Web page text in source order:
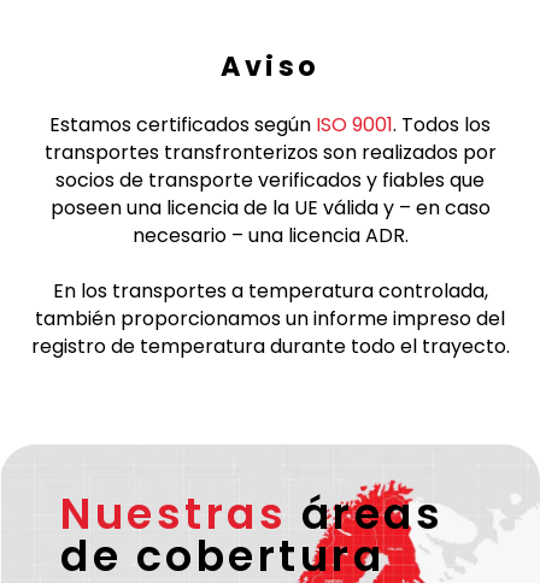
Aviso
Estamos certificados según ISO 9001. Todos los
transportes transfronterizos son realizados por
socios de transporte verificados y fiables que
poseen una licencia de la UE válida y – en caso
necesario – una licencia ADR.
En los transportes a temperatura controlada,
también proporcionamos un informe impreso del
registro de temperatura durante todo el trayecto.
Nuestras áreas
de cobertura